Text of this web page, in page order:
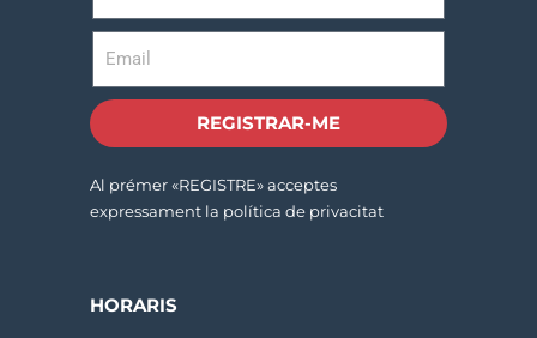
REGISTRAR-ME
Al prémer «REGISTRE» acceptes
expressament la política de privacitat
HORARIS